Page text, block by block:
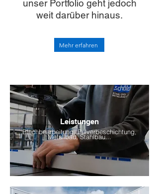
unser Portfolio geht jedoch
weit darüber hinaus.
Mehr erfahren
Leistungen
Blechbearbeitung, Pulverbeschichtung,
Metallbau, Stahlbau...